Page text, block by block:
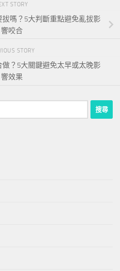
STORY
嗎？5大判斷重點避免亂拔影
響咬合
STORY
？5大關鍵避免太早或太晚影
響效果